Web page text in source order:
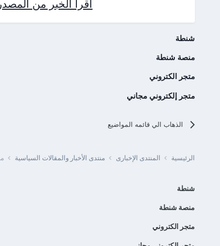
اقرأ الخبر من المصدر
شنطة
منصة شنطة
متجر الكتروني
متجر إلكتروني مجاني
الذهاب الي قائمه المواضيع
الرئيسية المنتدى الإخبارى منتدى الأخبار والمقالات السياسية
شنطة
منصة شنطة
متجر الكتروني